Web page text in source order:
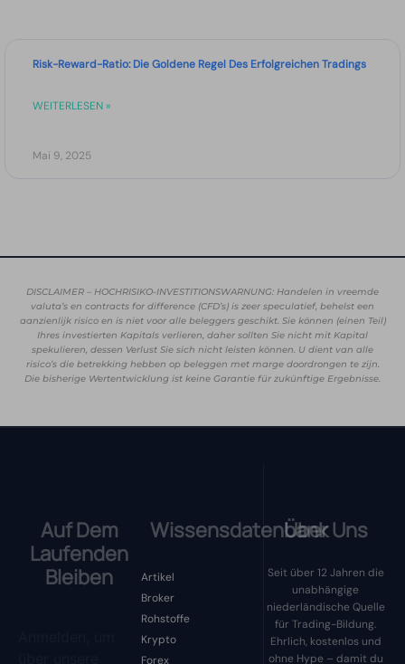
Risk-Reward-Ratio: Die Goldene Regel Des Erfolgreichen Tradings
WEITERLESEN »
Mai 9, 2025
DISCLAIMER – HOCHRISIKO-INVESTITIONSWARNUNG: Handelen in vreemde
valuta’s en contracts for difference (CFD’s) is zeer speculatief, behelst een
aanzienlijk risico en is niet voor alle beleggers geschikt. Sie können (einen Teil)
Ihres investierten Kapitals verlieren, daher sollten Sie nicht mit Kapital
spekulieren, dessen Verlust Sie sich nicht leisten können. U dient van alle
risico’s die betrekking hebben op beleggen met marge doordrongen te zijn.
Die bisherige Wertentwicklung ist keine Garantie für zukünftige Ergebnisse.
Auf Dem
Laufenden
Bleiben
Wissensdatenbank
Artikel
Broker
Rohstoffe
Krypto
Forex
Über Uns
Seit über 12 Jahren die
unabhängige
niederländische Quelle
für Trading-Bildung.
Ehrlich, kostenlos und
ohne Hype – damit du